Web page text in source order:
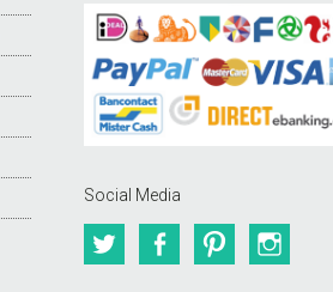
Social Media
TwitterFacebookPinterest